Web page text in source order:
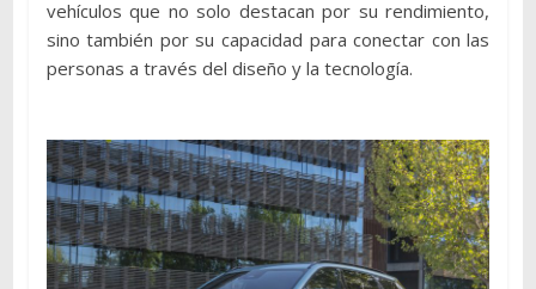
vehículos que no solo destacan por su rendimiento,
sino también por su capacidad para conectar con las
personas a través del diseño y la tecnología.